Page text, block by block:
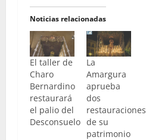
Noticias relacionadas
El taller de
Charo
Bernardino
restaurará
el palio del
Desconsuelo
La
Amargura
aprueba
dos
restauraciones
de su
patrimonio